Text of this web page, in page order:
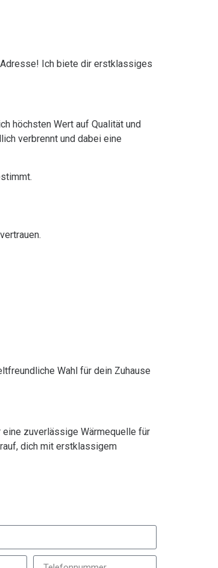
Adresse! Ich biete dir erstklassiges
höchsten Wert auf Qualität und
verbrennt und dabei eine
Wahl für dein Zuhause
zuverlässige Wärmequelle für
dich mit erstklassigem